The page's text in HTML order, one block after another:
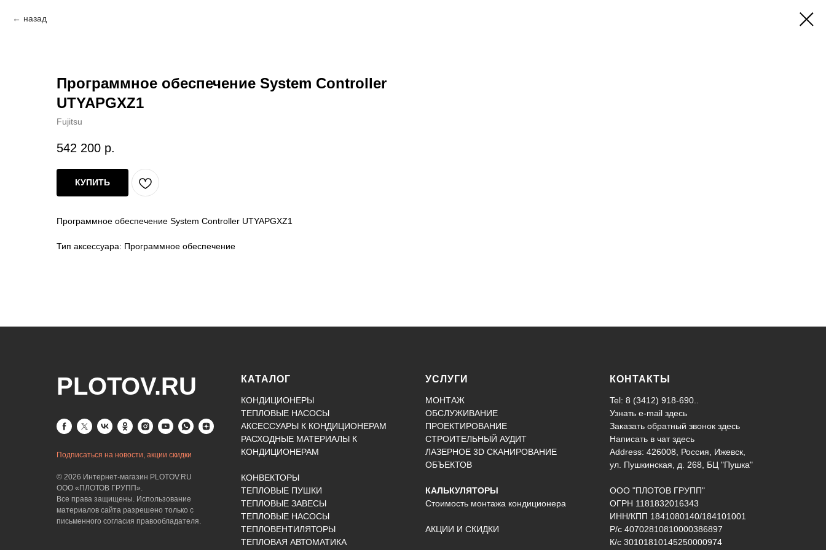
назад
Программное обеспечение System Controller
UTYAPGXZ1
Fujitsu
542 200 р.
КУПИТЬ
Программное обеспечение System Controller UTYAPGXZ1
Тип аксессуара: Программное обеспечение
PLOTOV.RU
Подписаться на новости, акции скидки
© 2026 Интернет-магазин PLOTOV.RU
ООО «ПЛОТОВ ГРУПП».
Все права защищены. Использование
материалов сайта разрешено только с
письменного согласия правообладателя.
КАТАЛОГ
КОНДИЦИОНЕРЫ
ТЕПЛОВЫЕ НАСОСЫ
АКСЕССУАРЫ К КОНДИЦИОНЕРАМ
РАСХОДНЫЕ МАТЕРИАЛЫ К
КОНДИЦИОНЕРАМ
КОНВЕКТОРЫ
ТЕПЛОВЫЕ ПУШКИ
ТЕПЛОВЫЕ ЗАВЕСЫ
ТЕПЛОВЫЕ НАСОСЫ
ТЕПЛОВЕНТИЛЯТОРЫ
ТЕПЛОВАЯ АВТОМАТИКА
УСЛУГИ
МОНТАЖ
ОБСЛУЖИВАНИЕ
ПРОЕКТИРОВАНИЕ
СТРОИТЕЛЬНЫЙ АУДИТ
ЛАЗЕРНОЕ 3D СКАНИРОВАНИЕ
ОБЪЕКТОВ
КАЛЬКУЛЯТОРЫ
Стоимость монтажа кондиционера
АКЦИИ И СКИДКИ
КОНТАКТЫ
Tel: 8 (3412) 918-690..
Узнать e-mail здесь
Заказать обратный звонок здесь
Написать в чатздесь
Address: 426008, Россия, Ижевск,
ул. Пушкинская, д. 268, БЦ "Пушка"
ООО "ПЛОТОВ ГРУПП"
ОГРН 1181832016343
ИНН/КПП 1841080140/184101001
Р/с 40702810810000386897
К/с 30101810145250000974